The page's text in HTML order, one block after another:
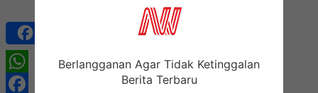
Post
WhatsApp
Berlangganan Agar Tidak Ketinggalan
Berita Terbaru